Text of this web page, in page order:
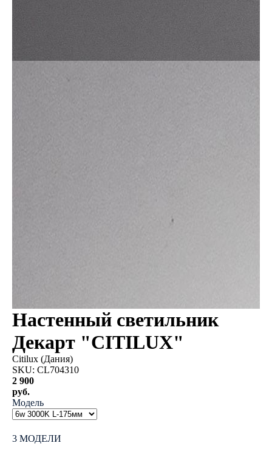
Настенный светильник
Декарт "CITILUX"
Citilux (Дания)
SKU: CL704310
2 900
руб.
Модель
3 МОДЕЛИ